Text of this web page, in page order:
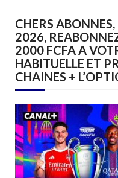
CHERS
2026,
2000 FCFA A
HABITUELLE ET
CHAINES +